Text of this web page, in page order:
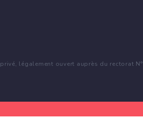
légalement ouvert auprès du rectorat N°